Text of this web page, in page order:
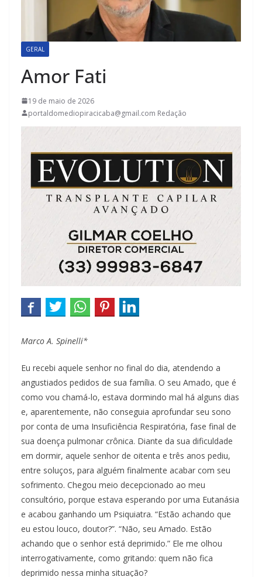
GERAL
Amor Fati
19 de maio de 2026
portaldomediopiracicaba@gmail.com Redação
Marco A. Spinelli*
Eu recebi aquele senhor no final do dia, atendendo a
angustiados pedidos de sua família. O seu Amado, que é
como vou chamá-lo, estava dormindo mal há alguns dias
e, aparentemente, não conseguia aprofundar seu sono
por conta de uma Insuficiência Respiratória, fase final de
sua doença pulmonar crônica. Diante da sua dificuldade
em dormir, aquele senhor de oitenta e três anos pediu,
entre soluços, para alguém finalmente acabar com seu
sofrimento. Chegou meio decepcionado ao meu
consultório, porque estava esperando por uma Eutanásia
e acabou ganhando um Psiquiatra. “Estão achando que
eu estou louco, doutor?”. “Não, seu Amado. Estão
achando que o senhor está deprimido.” Ele me olhou
interrogativamente, como gritando: quem não fica
deprimido nessa minha situação?